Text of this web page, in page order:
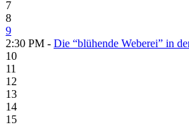
7
8
9
2:30 PM - Die “blühende Weberei” in
10
11
12
13
14
15